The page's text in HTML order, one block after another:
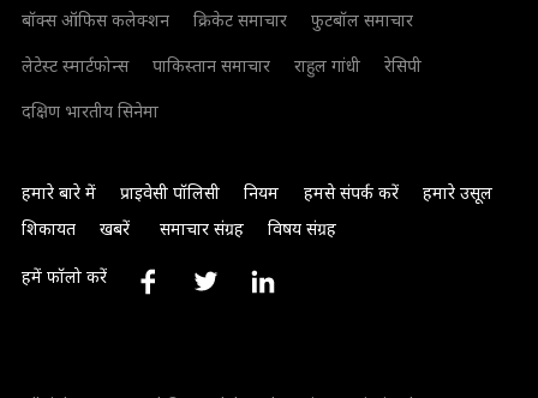
बॉक्स ऑफिस कलेक्शन
क्रिकेट समाचार
फुटबॉल समाचार
लेटेस्ट स्मार्टफोन्स
पाकिस्तान समाचार राहुल गांधी
रेसिपी
दक्षिण भारतीय सिनेमा
हमारे बारे में प्राइवेसी पॉलिसी नियम हमसे संपर्क करें
हमारे उसूल
शिकायत
खबरें समाचार संग्रह विषय संग्रह
हमें फॉलो करें